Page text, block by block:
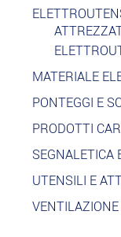
MATERIALE
PONTEGGI E
PRODOTTI
SEGNALETICA
UTENSILI E